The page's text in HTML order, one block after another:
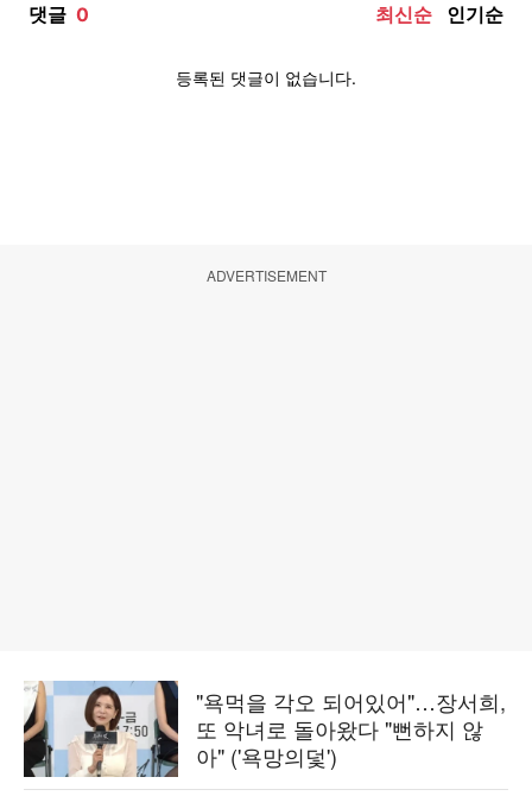
ADVERTISEMENT
"욕먹을 각오 되어있어"…장서희,
또 악녀로 돌아왔다 "뻔하지 않
아" ('욕망의덫')